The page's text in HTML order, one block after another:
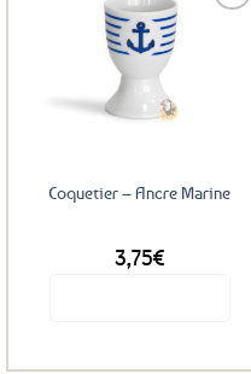
Coquetier – Ancre Marine
3,75€